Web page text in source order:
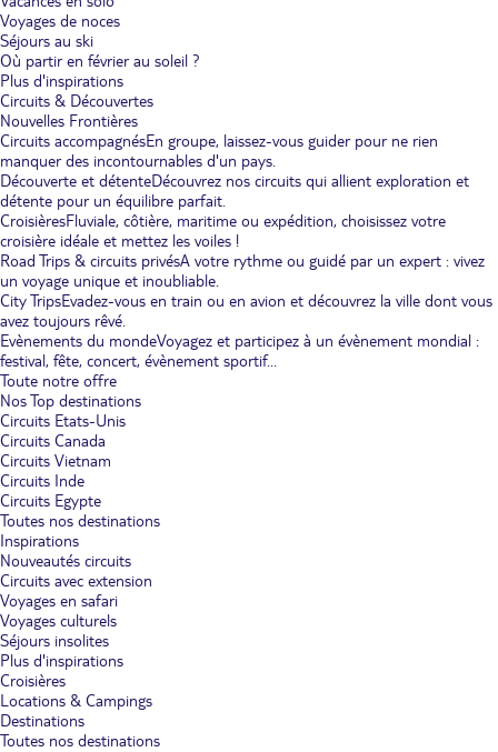
Voyages de noces
Séjours au ski
Où partir en février au soleil ?
Plus d'inspirations
Circuits & Découvertes
Nouvelles Frontières
Circuits accompagnésEn groupe, laissez-vous guider pour ne rien
manquer des incontournables d'un pays.
Découverte et détenteDécouvrez nos circuits qui allient exploration et
détente pour un équilibre parfait.
CroisièresFluviale, côtière, maritime ou expédition, choisissez votre
croisière idéale et mettez les voiles !
Road Trips & circuits privésA votre rythme ou guidé par un expert : vivez
un voyage unique et inoubliable.
City TripsEvadez-vous en train ou en avion et découvrez la ville dont vous
avez toujours rêvé.
Evènements du mondeVoyagez et participez à un évènement mondial :
festival, fête, concert, évènement sportif...
Toute notre offre
Nos Top destinations
Circuits Etats-Unis
Circuits Canada
Circuits Vietnam
Circuits Inde
Circuits Egypte
Toutes nos destinations
Inspirations
Nouveautés circuits
Circuits avec extension
Voyages en safari
Voyages culturels
Séjours insolites
Plus d'inspirations
Croisières
Locations & Campings
Destinations
Toutes nos destinations